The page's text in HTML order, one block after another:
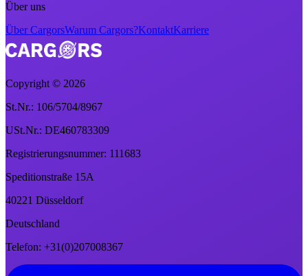
Über uns
Über CargorsWarum Cargors?KontaktKarriere
Copyright © 2026
St.Nr.: 106/5704/8967
USt.Nr.: DE460783309
Registrierungsnummer: 111683
Speditionstraße 15A
40221 Düsseldorf
Deutschland
Telefon: +31(0)207008367